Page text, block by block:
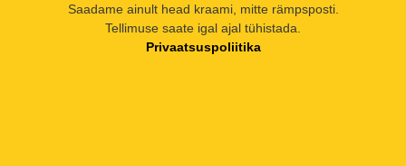
Saadame ainult head kraami, mitte rämpsposti.
Tellimuse saate igal ajal tühistada.
Privaatsuspoliitika